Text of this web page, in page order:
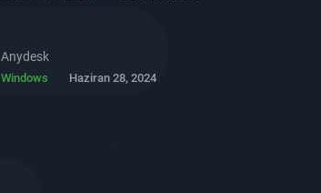
Anydesk
Windows Haziran 28, 2024